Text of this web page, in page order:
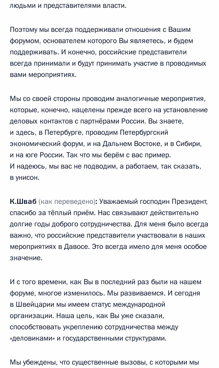
людьми и представителями власти.
Поэтому мы всегда поддерживали отношения с Вашим
форумом, основателем которого Вы являетесь, и будем
поддерживать. И конечно, российские представители
всегда принимали и будут принимать участие в проводимых
вами мероприятиях.
Мы со своей стороны проводим аналогичные мероприятия,
которые, конечно, нацелены прежде всего на установление
деловых контактов с партнёрами России. Вы знаете,
и здесь, в Петербурге, проводим Петербургский
экономический форум, и на Дальнем Востоке, и в Сибири,
и на юге России. Так что мы берём с вас пример.
И надеюсь, мы вас не подводим, а работаем, так сказать,
в унисон.
К.Шваб (как переведено): Уважаемый господин Президент,
спасибо за тёплый приём. Нас связывают действительно
долгие годы доброго сотрудничества. Для меня было всегда
важно, что российские представители участвовали в наших
мероприятиях в Давосе. Это всегда имело для меня особое
значение.
И с того времени, как Вы в последний раз были на нашем
форуме, многое изменилось. Мы развиваемся. И сегодня
в Швейцарии мы имеем статус международной
организации. Наша цель, как Вы уже сказали,
способствовать укреплению сотрудничества между
«деловиками» и государственными структурами.
Мы убеждены, что существенные вызовы, с которыми мы